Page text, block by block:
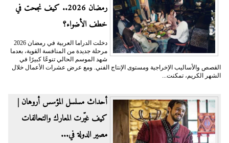
رمضان 2026.. كيف نجحت في
خطف الأضواء؟
دخلت الدراما العربية في رمضان 2026
مرحلة جديدة من المنافسة القوية، بعدما
شهد الموسم الحالي تنوعًا كبيرًا في
القصص والأساليب الإخراجية ومستوى الإنتاج الفني. ومع عرض عشرات الأعمال خلال
الشهر الكريم، تمكنت...
أحداث مسلسل المؤسس أروهان |
كيف غيّرت المعارك والتحالفات
مصير الدولة في...